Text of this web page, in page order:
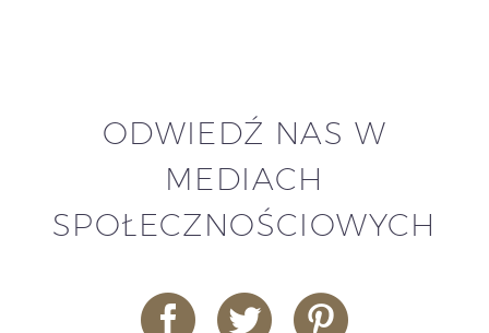
ODWIEDŹ NAS W
MEDIACH
SPOŁECZNOŚCIOWYCH